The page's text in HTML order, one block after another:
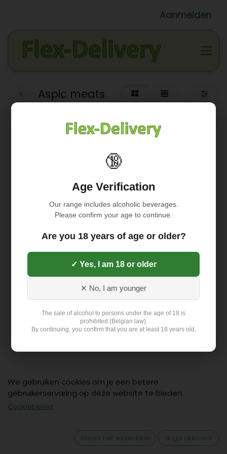
Aanmelden
Aspic meats
Geen product gedefinieerd in de categorie "
Onderhoud / Toilet".
Contact
hello@flex-delivery.be
We gebruiken cookies om je een betere
gebruikerservaring op deze website te bieden.
Cookiebeleid
Alleen het essentiële Ik ga akkoord
🔞
Age Verification
Our range includes alcoholic beverages.
Please confirm your age to continue.
Are you 18 years of age or older?
✓ Yes, I am 18 or older
✕ No, I am younger
The sale of alcohol to persons under the age of 18 is
prohibited (Belgian law).
By continuing, you confirm that you are at least 18 years old.